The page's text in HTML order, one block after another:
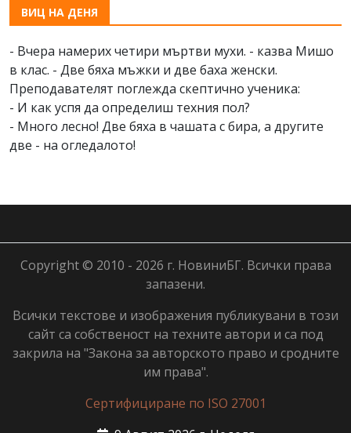
ВИЦ НА ДЕНЯ
- Вчера намерих четири мъртви мухи. - казва Мишо
в клас. - Две бяха мъжки и две баха женски.
Преподавателят поглежда скептично ученика:
- И как успя да определиш техния пол?
- Много лесно! Две бяха в чашата с бира, а другите
две - на огледалото!
Copyright © 2010 - 2026 г. НовиниБГ. Всички права
запазени.
Всички текстове и изображения публикувани в този
сайт са собственост на техните автори и са под
закрила на "Закона за авторското право и сродните
им права".
Сертифициране по ISO 27001